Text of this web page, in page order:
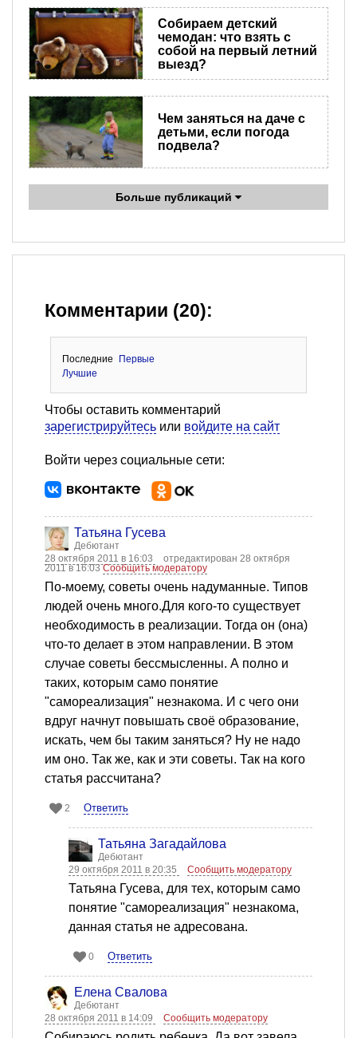
Собираем детский
чемодан: что взять с
собой на первый летний
выезд?
Чем заняться на даче с
детьми, если погода
подвела?
Больше публикаций
Комментарии (20):
Последние
Первые
Лучшие
Чтобы оставить комментарий
зарегистрируйтесь или войдите на сайт
Войти через социальные сети:
Татьяна Гусева
Дебютант
28 октября 2011 в 16:03
отредактирован 28 октября
2011 в 16:03Сообщить модератору
По-моему, советы очень надуманные. Типов
людей очень много.Для кого-то существует
необходимость в реализации. Тогда он (она)
что-то делает в этом направлении. В этом
случае советы бессмысленны. А полно и
таких, которым само понятие
"самореализация" незнакома. И с чего они
вдруг начнут повышать своё образование,
искать, чем бы таким заняться? Ну не надо
им оно. Так же, как и эти советы. Так на кого
статья рассчитана?
2 Ответить
Татьяна Загадайлова
Дебютант
29 октября 2011 в 20:35
Сообщить модератору
Татьяна Гусева, для тех, которым само
понятие "самореализация" незнакома,
данная статья не адресована.
0 Ответить
Елена Свалова
Дебютант
28 октября 2011 в 14:09
Сообщить модератору